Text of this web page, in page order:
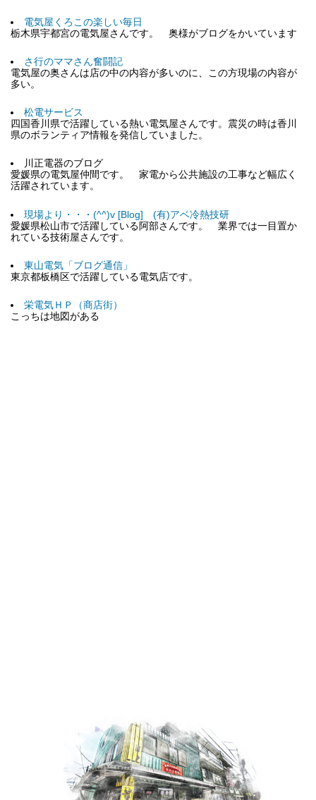
電気屋くろこの楽しい毎日
栃木県宇都宮の電気屋さんです。 奥様がブログをかいています
さ行のママさん奮闘記
電気屋の奥さんは店の中の内容が多いのに、この方現場の内容が
多い。
松電サービス
四国香川県で活躍している熱い電気屋さんです。震災の時は香川
県のボランティア情報を発信していました。
川正電器のブログ
愛媛県の電気屋仲間です。 家電から公共施設の工事など幅広く
活躍されています。
現場より・・・(^^)v [Blog] (有)アベ冷熱技研
愛媛県松山市で活躍している阿部さんです。 業界では一目置か
れている技術屋さんです。
東山電気「ブログ通信」
東京都板橋区で活躍している電気店です。
栄電気ＨＰ（商店街）
こっちは地図がある